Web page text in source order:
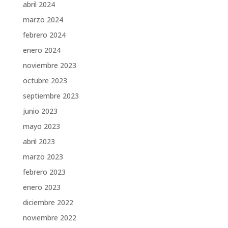
abril 2024
marzo 2024
febrero 2024
enero 2024
noviembre 2023
octubre 2023
septiembre 2023
junio 2023
mayo 2023
abril 2023
marzo 2023
febrero 2023
enero 2023
diciembre 2022
noviembre 2022